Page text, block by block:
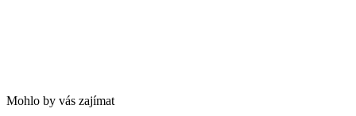
Mohlo by vás zajímat